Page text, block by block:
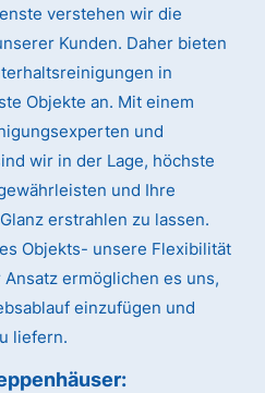
verstehen wir die
Kunden. Daher bieten
in
Objekte an. Mit einem
und
wir in der Lage, höchste
und Ihre
erstrahlen zu lassen.
Objekts- unsere Flexibilität
ermöglichen es uns,
einzufügen und
liefern.
: